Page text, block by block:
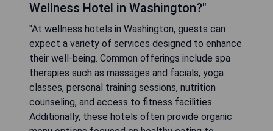
Wellness Hotel in Washington?"
"At wellness hotels in Washington, guests can
expect a variety of services designed to enhance
their well-being. Common offerings include spa
therapies such as massages and facials, yoga
classes, personal training sessions, nutrition
counseling, and access to fitness facilities.
Additionally, these hotels often provide organic